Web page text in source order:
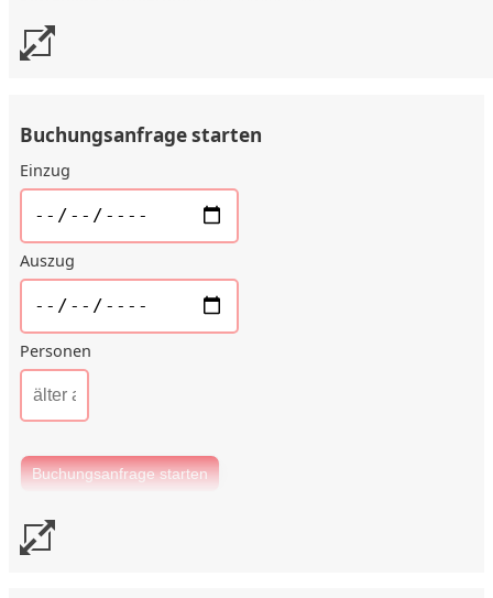
Stornierungsgebühr
Buchungsanfrage starten
Einzug
Auszug
Personen